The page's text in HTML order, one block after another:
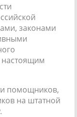
законами
настоящим
помощников,
на штатной